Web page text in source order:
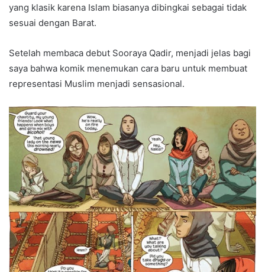
yang klasik karena Islam biasanya dibingkai sebagai tidak
sesuai dengan Barat.
Setelah membaca debut Sooraya Qadir, menjadi jelas bagi
saya bahwa komik menemukan cara baru untuk membuat
representasi Muslim menjadi sensasional.